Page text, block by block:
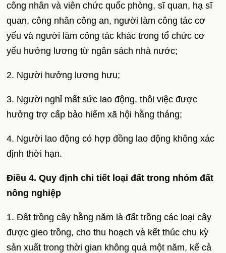
công nhân và viên chức quốc phòng, sĩ quan, hạ sĩ
quan, công nhân công an, người làm công tác cơ
yếu và người làm công tác khác trong tổ chức cơ
yếu hưởng lương từ ngân sách nhà nước;
2. Người hưởng lương hưu;
3. Người nghỉ mất sức lao động, thôi việc được
hưởng trợ cấp bảo hiểm xã hội hằng tháng;
4. Người lao động có hợp đồng lao động không xác
định thời hạn.
Điều 4. Quy định chi tiết loại đất trong nhóm đất
nông nghiệp
1. Đất trồng cây hằng năm là đất trồng các loại cây
được gieo trồng, cho thu hoạch và kết thúc chu kỳ
sản xuất trong thời gian không quá một năm, kể cả